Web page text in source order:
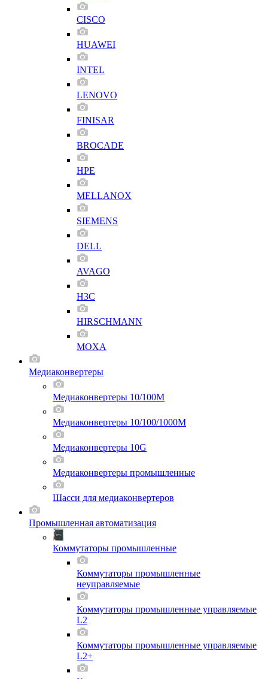
CISCO
HUAWEI
INTEL
LENOVO
FINISAR
BROCADE
HPE
MELLANOX
SIEMENS
DELL
AVAGO
H3C
HIRSCHMANN
MOXA
Медиаконвертеры
Медиаконвертеры 10/100M
Медиаконвертеры 10/100/1000M
Медиаконвертеры 10G
Медиаконвертеры промышленные
Шасси для мeдиаконвертеров
Промышленная автоматизация
Коммутаторы промышленные
Коммутаторы промышленные
неуправляемые
Коммутаторы промышленные управляемые
L2
Коммутаторы промышленные управляемые
L2+